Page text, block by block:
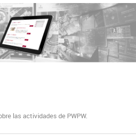
las actividades de PWPW.